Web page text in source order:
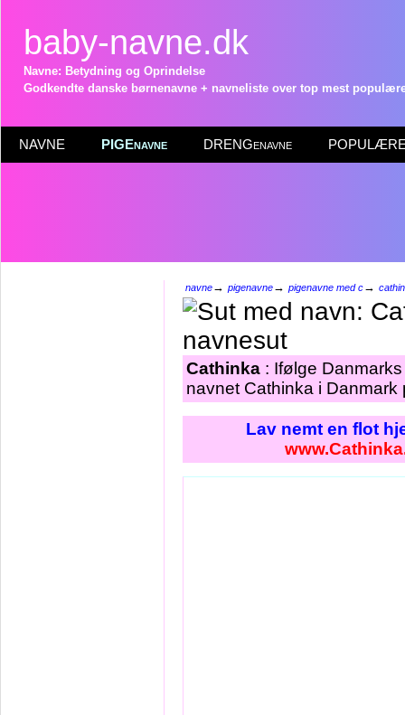
baby-navne.dk
Navne: Betydning og Oprindelse
Godkendte danske børnenavne + navneliste over top mest
NAVNE PIGEnavne DRENGenavne POPULÆRE
navne→ pigenavne→ pigenavne med c→
Cathinka : Ifølge
navnet Cathinka i Danmark
Lav nemt en flot